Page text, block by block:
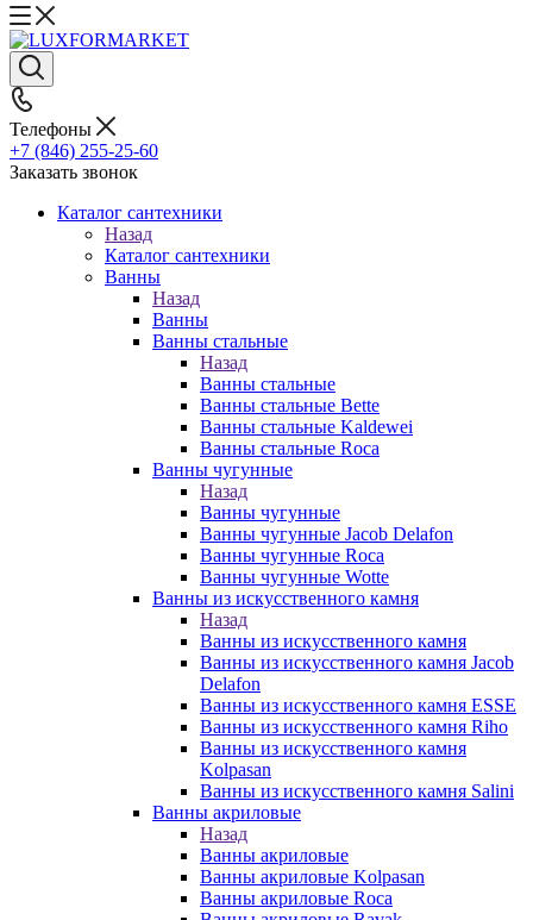
Телефоны
+7 (846) 255-25-60
Заказать звонок
Каталог сантехники
Назад
Каталог сантехники
Ванны
Назад
Ванны
Ванны стальные
Назад
Ванны стальные
Ванны стальные Bette
Ванны стальные Kaldewei
Ванны стальные Roca
Ванны чугунные
Назад
Ванны чугунные
Ванны чугунные Jacob Delafon
Ванны чугунные Roca
Ванны чугунные Wotte
Ванны из искусственного камня
Назад
Ванны из искусственного камня
Ванны из искусственного камня Jacob
Delafon
Ванны из искусственного камня ESSE
Ванны из искусственного камня Riho
Ванны из искусственного камня
Kolpasan
Ванны из искусственного камня Salini
Ванны акриловые
Назад
Ванны акриловые
Ванны акриловые Kolpasan
Ванны акриловые Roca